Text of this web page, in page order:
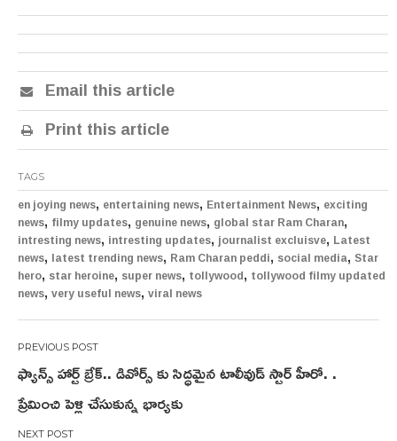
Email this article
Print this article
TAGS
en joying news, entertaining news, Entertainment News, exciting
news, filmy updates, genuine news, global star Ram Charan,
intresting news, intresting updates, journalist excluisve, Latest
news, latest trending news, Ram Charan peddi, social media, Star
hero, star heroine, super news, tollywood, tollywood filmy updated
news, very useful news, viral news
Post
navigation
ఫ్యాన్స్ హార్ట్ బ్రేక్.. డివోర్స్ కు సిద్ధమైన టాలీవుడ్ స్టార్ హీరో. .
ప్రేమించి పెళ్లి చేసుకున్న భార్యకు